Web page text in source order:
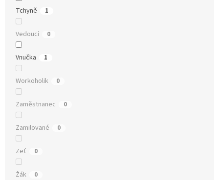
Tchyně 1
Vedoucí 0
Vnučka 1
Workoholik 0
Zaměstnanec 0
Zamilované 0
Zeť 0
Žák 0